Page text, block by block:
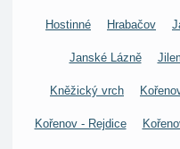
Hostinné Hrabačov
Janské Lázně
Kněžický vrch
Kořenov - Rejdice